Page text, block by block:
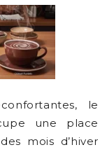
le
une place
mois d’hiver